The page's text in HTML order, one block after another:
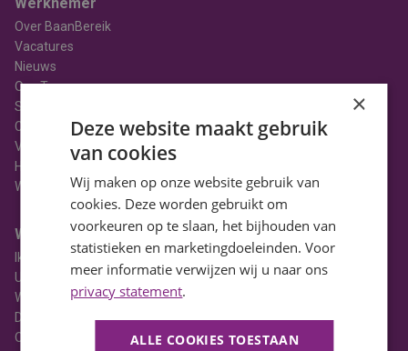
Over BaanBereik
Vacatures
Nieuws
Ons Team
Stages
Contact
Vacatures in Noord-Holland
HBO Vacatures
WO Vacatures
Werkgever
Ik heb een vacature
Uitzenden
Werving & selectie
Detacheren
Opleiden
×
Deze website maakt gebruik
van cookies
Wij maken op onze website gebruik van
cookies. Deze worden gebruikt om
voorkeuren op te slaan, het bijhouden van
statistieken en marketingdoeleinden. Voor
meer informatie verwijzen wij u naar ons
privacy statement.
ALLE COOKIES TOESTAAN